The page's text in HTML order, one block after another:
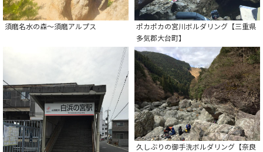
須磨名水の森〜須磨アルプス
ポカポカの宮川ボルダリング【三重県
多気郡大台町】
久しぶりの御手洗ボルダリング【奈良